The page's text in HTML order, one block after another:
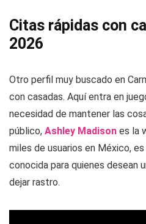
Citas rápidas con
2026
Otro perfil muy buscado en
con casadas. Aquí entra en
necesidad de mantener las
público, Ashley Madison es la
miles de usuarios en México,
conocida para quienes desean
dejar rastro.